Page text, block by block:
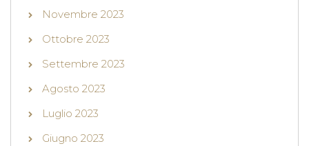
Novembre 2023
Ottobre 2023
Settembre 2023
Agosto 2023
Luglio 2023
Giugno 2023